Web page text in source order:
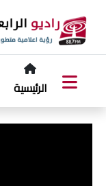
الرئيسية